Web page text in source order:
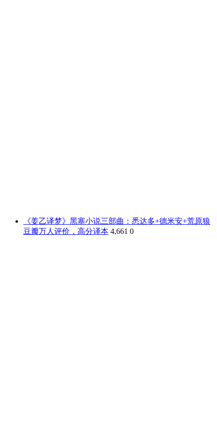
《姜乙译梦》黑塞小说三部曲：悉达多+德米安+荒原狼
豆瓣万人评价，高分译本 4,661 0